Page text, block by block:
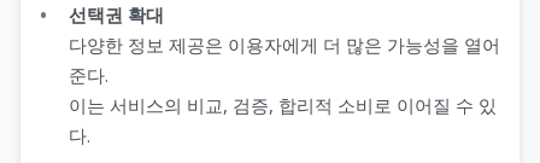
선택권 확대
다양한 정보 제공은 이용자에게 더 많은 가능성을 열어
준다.
이는 서비스의 비교, 검증, 합리적 소비로 이어질 수 있
다.